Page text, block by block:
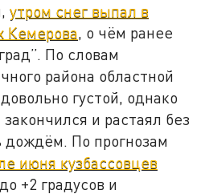
утром снег выпал в
Кемерова, о чём ранее
По словам
района областной
густой, однако
и растаял без
По прогнозам
июня кузбассовцев
до +2 градусов и